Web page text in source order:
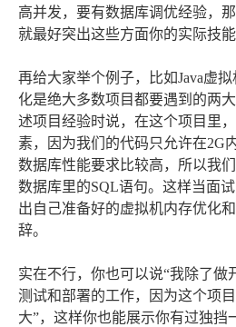
高并发，要有数据库调优经验，
就最好突出这些方面你的实际技能
再给大家举个例子，比如Java虚
化是绝大多数项目都要遇到的两
述项目经验时说，在这个项目里
素，因为我们的代码只允许在2G
数据库性能要求比较高，所以我
数据库里的SQL语句。这样当面
出自己准备好的虚拟机内存优化
辞。
实在不行，你也可以说“我除了做
测试和部署的工作，因为这个项
大”，这样你也能展示你有过独挡